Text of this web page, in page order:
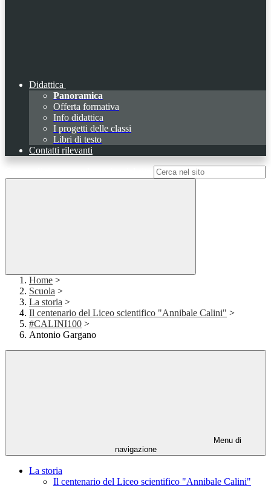
Didattica
Panoramica
Offerta formativa
Info didattica
I progetti delle classi
Libri di testo
Contatti rilevanti
Home >
Scuola >
La storia >
Il centenario del Liceo scientifico "Annibale Calini" >
#CALINI100 >
Antonio Gargano
Menu di
navigazione
La storia
Il centenario del Liceo scientifico "Annibale Calini"